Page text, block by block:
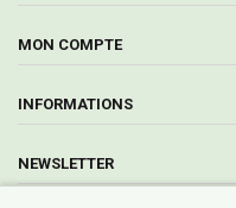
MON COMPTE
INFORMATIONS
NEWSLETTER